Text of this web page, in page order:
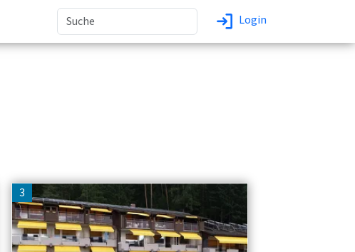
Login
3